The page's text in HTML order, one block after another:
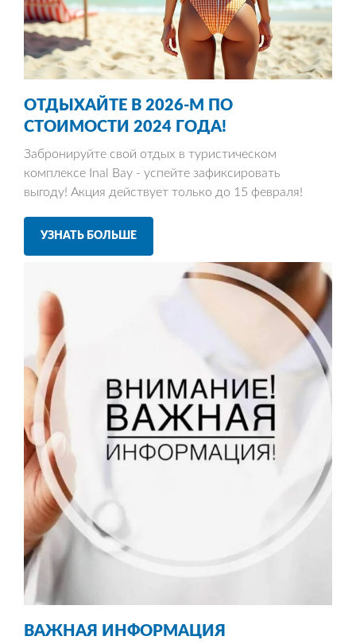
ОТДЫХАЙТЕ В 2026-М ПО
СТОИМОСТИ 2024 ГОДА!
Забронируйте свой отдых в туристическом
комплексе Inal Bay - успейте зафиксировать
выгоду! Акция действует только до 15 февраля!
УЗНАТЬ БОЛЬШЕ
ВАЖНАЯ ИНФОРМАЦИЯ